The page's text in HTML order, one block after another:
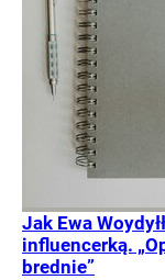
Jak Ewa
influencerką.
brednie”